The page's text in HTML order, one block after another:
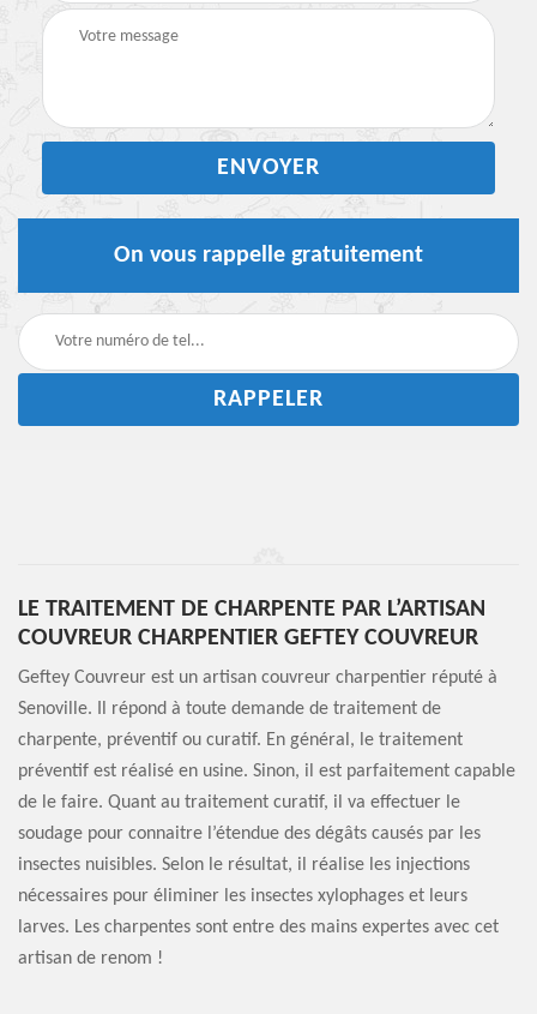
On vous rappelle gratuitement
LE TRAITEMENT DE CHARPENTE PAR L’ARTISAN
COUVREUR CHARPENTIER GEFTEY COUVREUR
Geftey Couvreur est un artisan couvreur charpentier réputé à
Senoville. Il répond à toute demande de traitement de
charpente, préventif ou curatif. En général, le traitement
préventif est réalisé en usine. Sinon, il est parfaitement capable
de le faire. Quant au traitement curatif, il va effectuer le
soudage pour connaitre l’étendue des dégâts causés par les
insectes nuisibles. Selon le résultat, il réalise les injections
nécessaires pour éliminer les insectes xylophages et leurs
larves. Les charpentes sont entre des mains expertes avec cet
artisan de renom !